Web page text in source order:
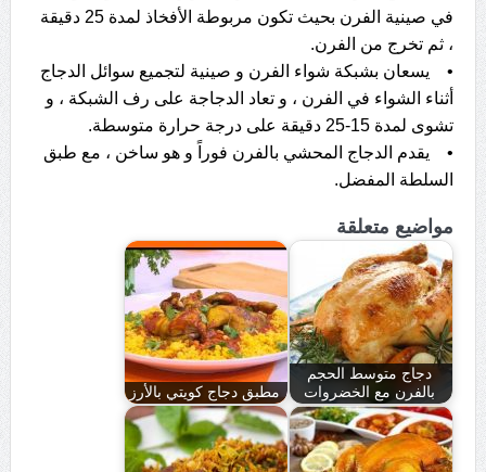
في صينية الفرن بحيث تكون مربوطة الأفخاذ لمدة 25 دقيقة
، ثم تخرج من الفرن.
• يسعان بشبكة شواء الفرن و صينية لتجميع سوائل الدجاج
أثناء الشواء في الفرن ، و تعاد الدجاجة على رف الشبكة ، و
تشوى لمدة 15-25 دقيقة على درجة حرارة متوسطة.
• يقدم الدجاج المحشي بالفرن فوراً و هو ساخن ، مع طبق
السلطة المفضل.
مواضيع متعلقة
دجاج متوسط الحجم
بالفرن مع الخضروات
مطبق دجاج كويتي بالأرز